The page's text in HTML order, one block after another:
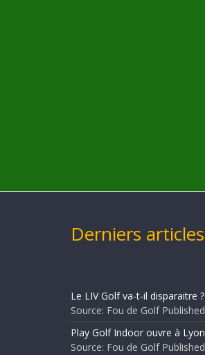
Derniers articles
Le LIV Golf va-t-il disparaitre ?
Source: Fou de Golf
Play Golf Indoor ouvre à Lyon
Source: Fou de Golf